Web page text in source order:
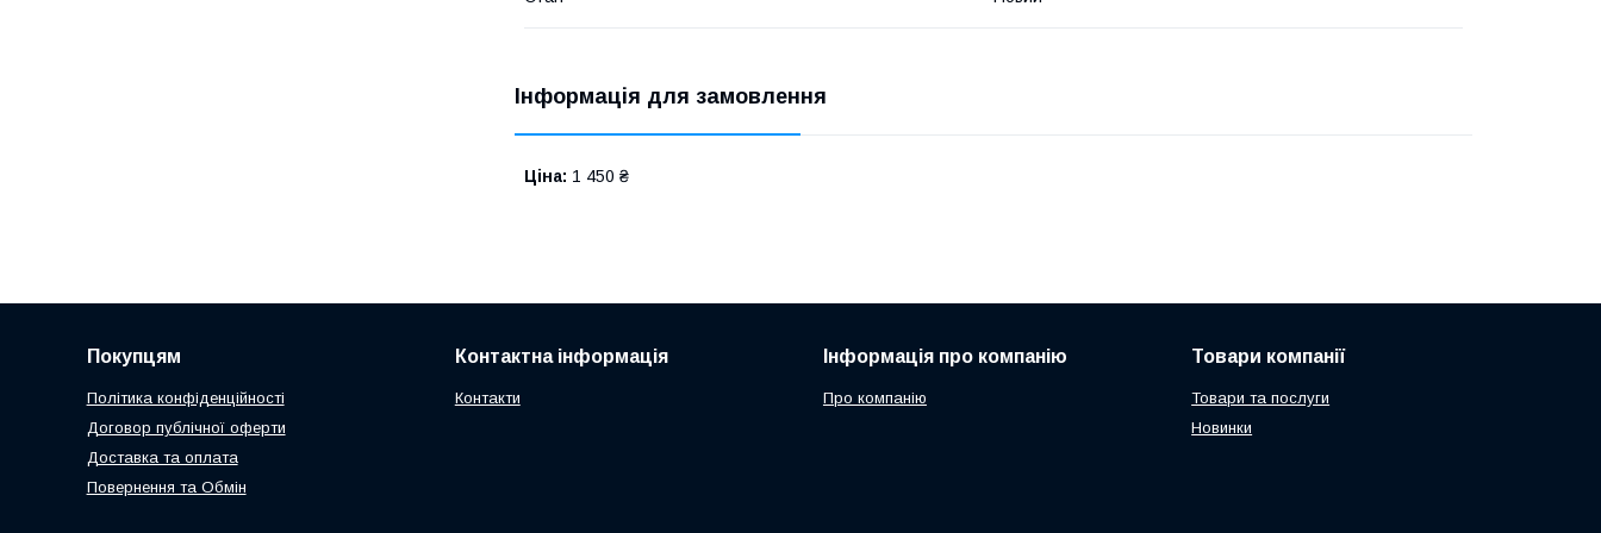
Інформація для замовлення
Ціна: 1 450 ₴
Покупцям
Політика конфіденційності
Договор публічної оферти
Доставка та оплата
Повернення та Обмін
Контактна інформація
Контакти
Інформація про компанію
Про компанію
Товари компанії
Товари та послуги
Новинки